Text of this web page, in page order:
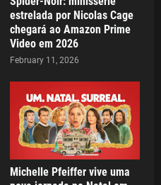
estrelada por Nicolas Cage
chegará ao Amazon Prime
Video em 2026
February 11, 2026
Michelle Pfeiffer vive uma